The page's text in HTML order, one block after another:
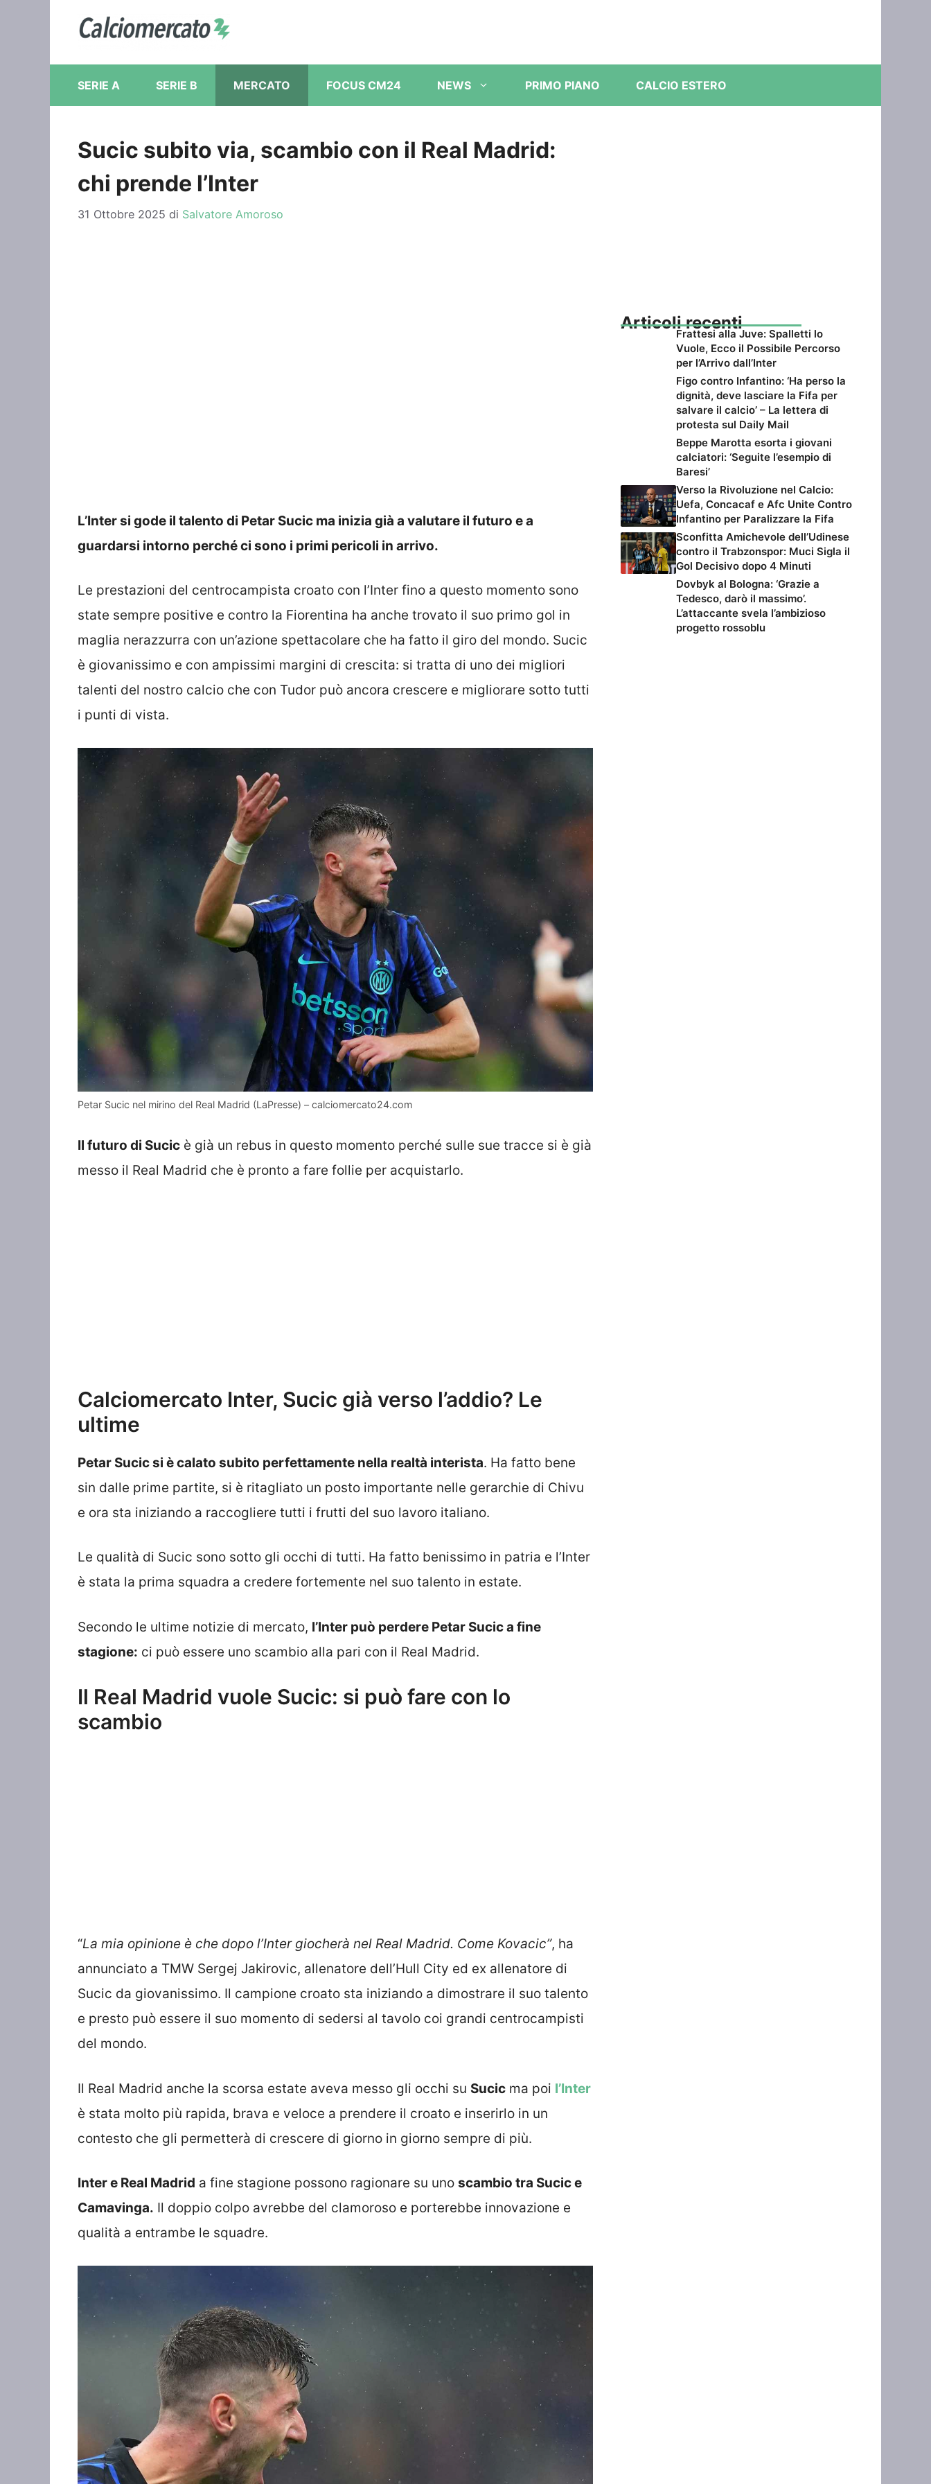
contenuto
SERIE A SERIE B MERCATO FOCUS CM24 NEWS PRIMO PIANO CALCIO ESTERO
Sucic subito via, scambio con il Real Madrid:
chi prende l’Inter
31 Ottobre 2025 di Salvatore Amoroso
L’Inter si gode il talento di Petar Sucic ma inizia già a valutare il futuro e a
guardarsi intorno perché ci sono i primi pericoli in arrivo.
Le prestazioni del centrocampista croato con l’Inter fino a questo momento sono
state sempre positive e contro la Fiorentina ha anche trovato il suo primo gol in
maglia nerazzurra con un’azione spettacolare che ha fatto il giro del mondo. Sucic
è giovanissimo e con ampissimi margini di crescita: si tratta di uno dei migliori
talenti del nostro calcio che con Tudor può ancora crescere e migliorare sotto tutti
i punti di vista.
Petar Sucic nel mirino del Real Madrid (LaPresse) – calciomercato24.com
Il futuro di Sucic è già un rebus in questo momento perché sulle sue tracce si è già
messo il Real Madrid che è pronto a fare follie per acquistarlo.
Calciomercato Inter, Sucic già verso l’addio? Le
ultime
Petar Sucic si è calato subito perfettamente nella realtà interista. Ha fatto bene
sin dalle prime partite, si è ritagliato un posto importante nelle gerarchie di Chivu
e ora sta iniziando a raccogliere tutti i frutti del suo lavoro italiano.
Le qualità di Sucic sono sotto gli occhi di tutti. Ha fatto benissimo in patria e l’Inter
è stata la prima squadra a credere fortemente nel suo talento in estate.
Secondo le ultime notizie di mercato, l’Inter può perdere Petar Sucic a fine
stagione: ci può essere uno scambio alla pari con il Real Madrid.
Il Real Madrid vuole Sucic: si può fare con lo
scambio
“La mia opinione è che dopo l’Inter giocherà nel Real Madrid. Come Kovacic”, ha
annunciato a TMW Sergej Jakirovic, allenatore dell’Hull City ed ex allenatore di
Sucic da giovanissimo. Il campione croato sta iniziando a dimostrare il suo talento
e presto può essere il suo momento di sedersi al tavolo coi grandi centrocampisti
del mondo.
Il Real Madrid anche la scorsa estate aveva messo gli occhi su Sucic ma poi l’Inter
è stata molto più rapida, brava e veloce a prendere il croato e inserirlo in un
contesto che gli permetterà di crescere di giorno in giorno sempre di più.
Inter e Real Madrid a fine stagione possono ragionare su uno scambio tra Sucic e
Camavinga. Il doppio colpo avrebbe del clamoroso e porterebbe innovazione e
qualità a entrambe le squadre.
Articoli recenti
Frattesi alla Juve: Spalletti lo
Vuole, Ecco il Possibile Percorso
per l’Arrivo dall’Inter
Figo contro Infantino: ‘Ha perso la
dignità, deve lasciare la Fifa per
salvare il calcio’ – La lettera di
protesta sul Daily Mail
Beppe Marotta esorta i giovani
calciatori: ‘Seguite l’esempio di
Baresi’
Verso la Rivoluzione nel Calcio:
Uefa, Concacaf e Afc Unite Contro
Infantino per Paralizzare la Fifa
Sconfitta Amichevole dell’Udinese
contro il Trabzonspor: Muci Sigla il
Gol Decisivo dopo 4 Minuti
Dovbyk al Bologna: ‘Grazie a
Tedesco, darò il massimo’.
L’attaccante svela l’ambizioso
progetto rossoblu